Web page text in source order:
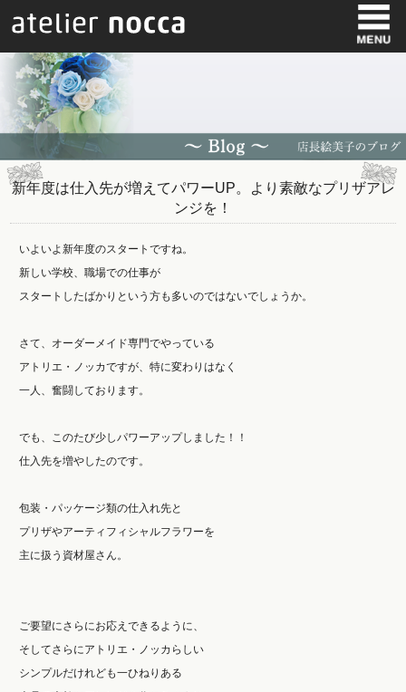
新年度は仕入先が増えてパワーUP。より素敵なプリザアレ
ンジを！
いよいよ新年度のスタートですね。
新しい学校、職場での仕事が
スタートしたばかりという方も多いのではないでしょうか。
さて、オーダーメイド専門でやっている
アトリエ・ノッカですが、特に変わりはなく
一人、奮闘しております。
でも、このたび少しパワーアップしました！！
仕入先を増やしたのです。
包装・パッケージ類の仕入れ先と
プリザやアーティフィシャルフラワーを
主に扱う資材屋さん。
ご要望にさらにお応えできるように、
そしてさらにアトリエ・ノッカらしい
シンプルだけれども一ひねりある